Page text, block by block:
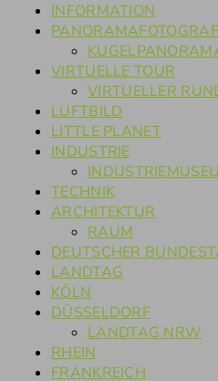
INFORMATION
VIRTUELLE TOUR
VIRTUELLER
LUFTBILD
LITTLE PLANET
INDUSTRIE
TECHNIK
ARCHITEKTUR
RAUM
DEUTSCHER
LANDTAG
KÖLN
DÜSSELDORF
LANDTAG NRW
RHEIN
FRANKREICH